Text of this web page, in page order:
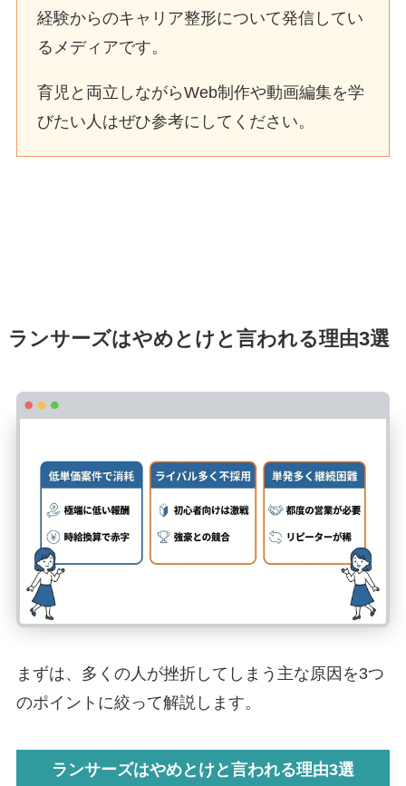
経験からのキャリア整形について発信してい
るメディアです。
育児と両立しながらWeb制作や動画編集を学
びたい人はぜひ参考にしてください。
ランサーズはやめとけと言われる理由3選
まずは、多くの人が挫折してしまう主な原因を3つ
のポイントに絞って解説します。
ランサーズはやめとけと言われる理由3選